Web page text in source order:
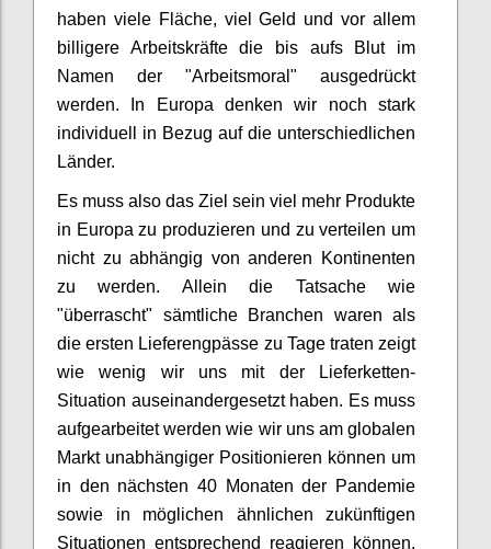
haben viele Fläche, viel Geld und vor allem
billigere Arbeitskräfte die bis aufs Blut im
Namen der "Arbeitsmoral" ausgedrückt
werden. In Europa denken wir noch stark
individuell in Bezug auf die unterschiedlichen
Länder.
Es muss also das Ziel sein viel mehr Produkte
in Europa zu produzieren und zu verteilen um
nicht zu abhängig von anderen Kontinenten
zu werden. Allein die Tatsache wie
"überrascht" sämtliche Branchen waren als
die ersten Lieferengpässe zu Tage traten zeigt
wie wenig wir uns mit der Lieferketten-
Situation auseinandergesetzt haben. Es muss
aufgearbeitet werden wie wir uns am globalen
Markt unabhängiger Positionieren können um
in den nächsten 40 Monaten der Pandemie
sowie in möglichen ähnlichen zukünftigen
Situationen entsprechend reagieren können.